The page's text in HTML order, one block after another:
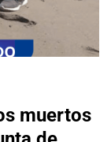
muertos